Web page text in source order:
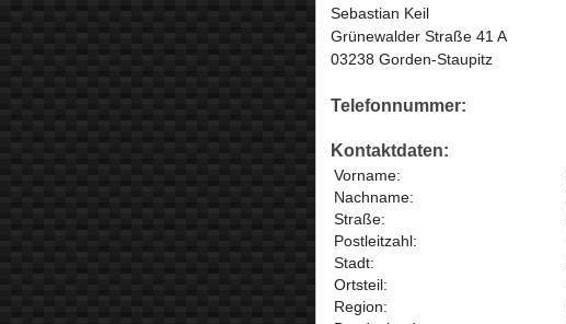
Sebastian Keil
Grünewalder Straße 41 A
03238 Gorden-Staupitz
Telefonnummer:
Kontaktdaten:
Vorname:
Nachname:
Straße:
Postleitzahl:
Stadt:
Ortsteil:
Region: